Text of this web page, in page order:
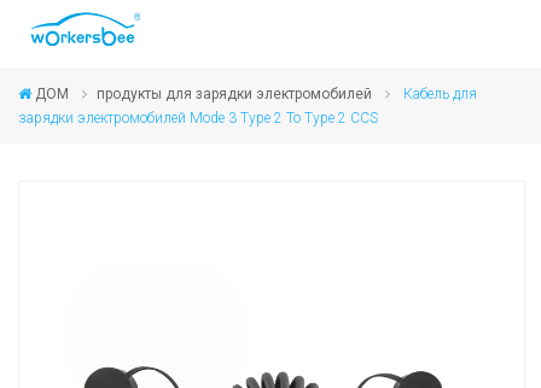
ДОМ продукты для зарядки электромобилей
Кабель для
зарядки электромобилей Mode 3 Type 2 To Type 2 CCS